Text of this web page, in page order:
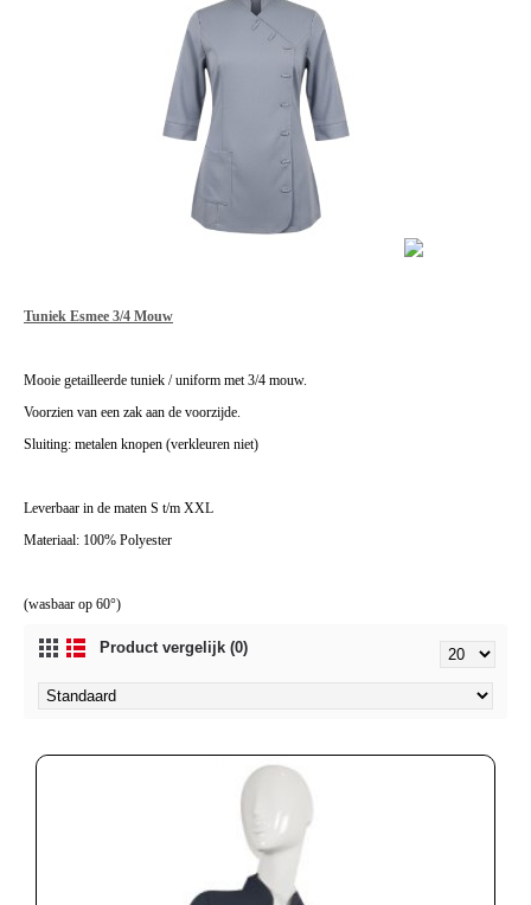
Tuniek Esmee 3/4 Mouw
Mooie getailleerde tuniek / uniform met 3/4 mouw.
Voorzien van een zak aan de voorzijde.
Sluiting: metalen knopen (verkleuren niet)
Leverbaar in de maten S t/m XXL
Materiaal: 100% Polyester
(wasbaar op 60°)
Product vergelijk (0)